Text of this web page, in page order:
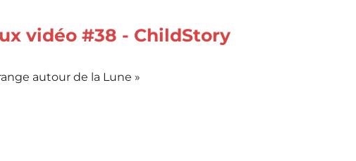
vidéo #38 - ChildStory
autour de la Lune »